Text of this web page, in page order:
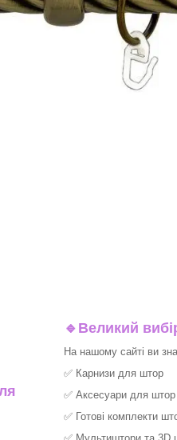
🔹 Великий
На нашому сайті ви
✅ Карнизи для штор
✅ Аксесуари для штор
✅ Готові комплекти